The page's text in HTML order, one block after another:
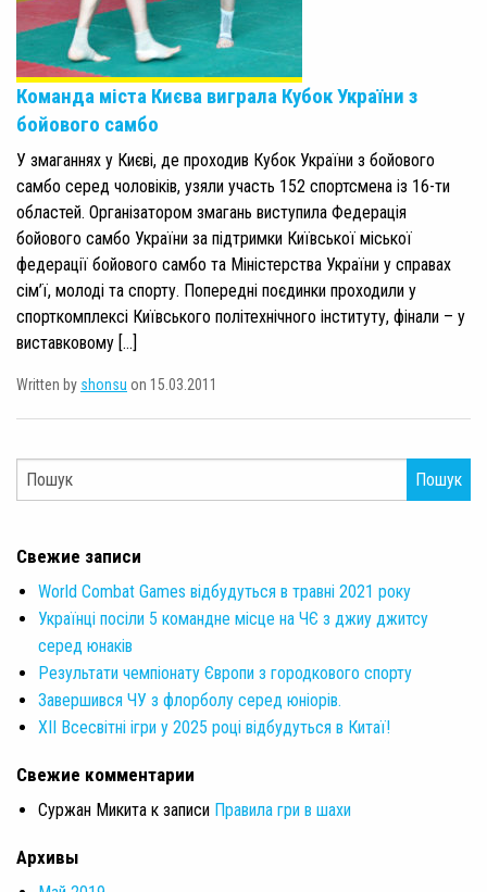
Команда міста Києва виграла Кубок України з
бойового самбо
У змаганнях у Києві, де проходив Кубок України з бойового
самбо серед чоловіків, узяли участь 152 спортсмена із 16-ти
областей. Організатором змагань виступила Федерація
бойового самбо України за підтримки Київської міської
федерації бойового самбо та Міністерства України у справах
сім’ї, молоді та спорту. Попередні поєдинки проходили у
спорткомплексі Київського політехнічного інституту, фінали – у
виставковому […]
Written by shonsu on 15.03.2011
Пошук
Свежие записи
World Combat Games відбудуться в травні 2021 року
Українці посіли 5 командне місце на ЧЄ з джиу джитсу
серед юнаків
Результати чемпіонату Європи з городкового спорту
Завершився ЧУ з флорболу серед юніорів.
XII Всесвітні ігри у 2025 році відбудуться в Китаї!
Свежие комментарии
Суржан Микита к записи Правила гри в шахи
Архивы